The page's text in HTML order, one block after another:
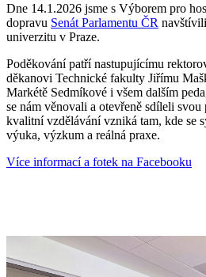
Dne 14.1.2026 jsme s Výborem pro
dopravu Senát Parlamentu ČR
univerzitu v Praze.
Poděkování patří nastupujícímu
děkanovi Technické fakulty Jiřímu
Markétě Sedmíkové i všem dalším
se nám věnovali a otevřeně sdíleli
kvalitní vzdělávání vzniká tam, kde se
výuka, výzkum a reálná praxe.
Více informací a fotek na Facebooku